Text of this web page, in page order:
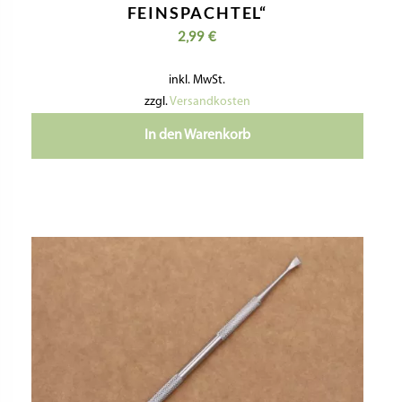
FEINSPACHTEL“
2,99€
inkl. MwSt.
zzgl.Versandkosten
In den Warenkorb